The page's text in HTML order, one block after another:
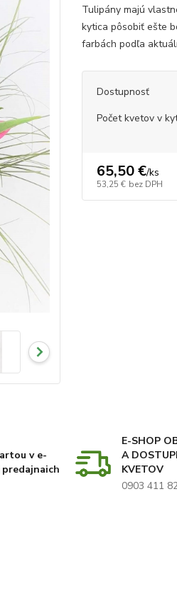
Tulipány majú
kytica pôsobiť ešte
farbách podľa
Dostupnosť
Počet kvetov v
65,50 €/ks
53,25 € bez DPH
v e-
E-SHOP
A
KVETOV
0903 411